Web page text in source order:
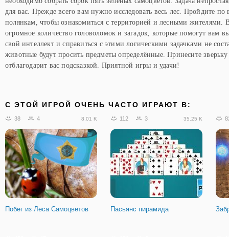
для вас. Прежде всего вам нужно исследовать весь лес. Пройдите
полянкам, чтобы ознакомиться с территорией и лесными жителями. В
огромное количество головоломок и загадок, которые помогут вам
свой интеллект и справиться с этими логическими задачками не
животные будут просить предметы определённые. Принесите
отблагодарит вас подсказкой. Приятной игры и удачи!
C ЭТОЙ ИГРОЙ ОЧЕНЬ ЧАСТО ИГРАЮТ В:
38 4 8.01 K
Побег из Леса Самоцветов
112 3 35.25 K
Пасьянс пирамида